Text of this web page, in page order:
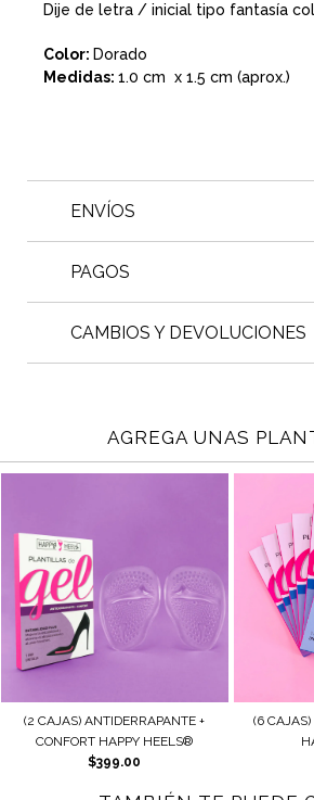
Dije de letra / inicial tipo fantasía
Color: Dorado
Medidas: 1.0 cm x 1.5 cm (aprox.)
ENVÍOS
PAGOS
CAMBIOS Y DEVOLUCIONES
AGREGA UNAS
(2 CAJAS) ANTIDERRAPANTE +
CONFORT HAPPY HEELS®
$399.00
(6 CAJAS)